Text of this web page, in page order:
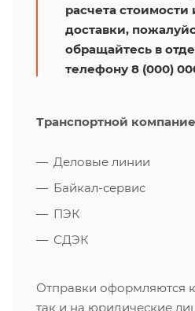
расчета стоимости
доставки,
обращайтесь в
телефону 8 (000)
Транспортной
Деловые линии
Байкал-сервис
ПЭК
СДЭК
Отправки оформляются
так и на юридические